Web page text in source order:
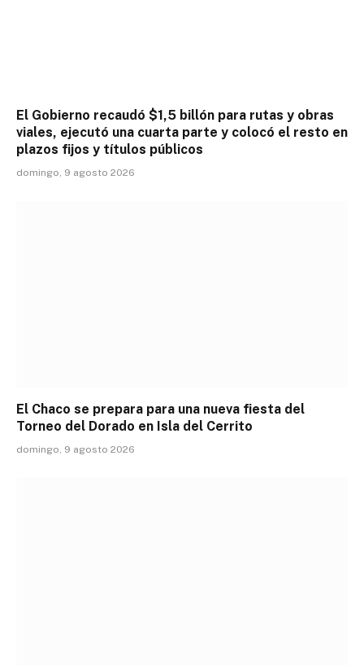
El Gobierno recaudó $1,5 billón para rutas y obras
viales, ejecutó una cuarta parte y colocó el resto en
plazos fijos y títulos públicos
domingo, 9 agosto 2026
El Chaco se prepara para una nueva fiesta del
Torneo del Dorado en Isla del Cerrito
domingo, 9 agosto 2026